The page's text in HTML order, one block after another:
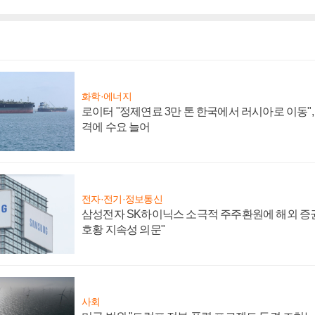
화학·에너지
로이터 "정제연료 3만 톤 한국에서 러시아로 이동
격에 수요 늘어
전자·전기·정보통신
삼성전자 SK하이닉스 소극적 주주환원에 해외 증
호황 지속성 의문"
사회